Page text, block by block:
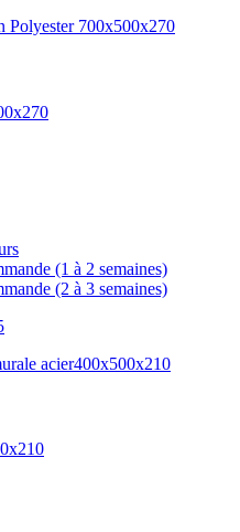
(1 à 2 semaines)
(2 à 3 semaines)